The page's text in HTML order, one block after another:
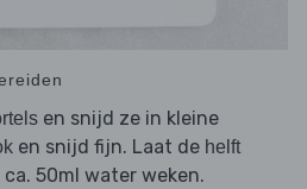
en snijd ze in kleine
en snijd fijn. Laat de helft
ca. 50ml water weken.